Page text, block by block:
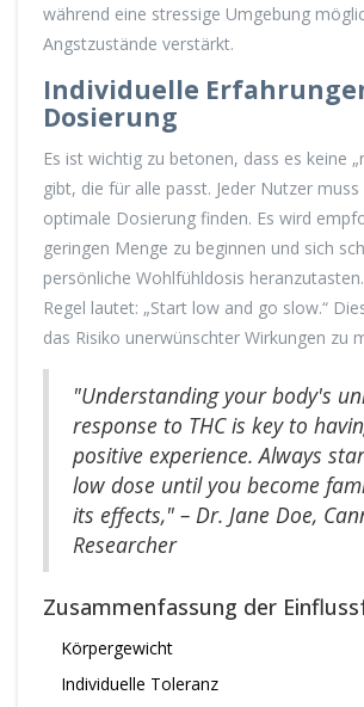
während eine stressige Umgebung
Angstzustände verstärkt.
Individuelle
Dosierung
Es ist wichtig zu betonen, dass es keine
gibt, die für alle passt. Jeder Nutzer
optimale Dosierung finden. Es wird
geringen Menge zu beginnen und sich
persönliche Wohlfühldosis
Regel lautet: „Start low and go slow.“
das Risiko unerwünschter Wirkungen zu
"Understanding your body's
response to THC is key to
positive experience. Always
low dose until you become
its effects," – Dr. Jane Doe,
Researcher
Zusammenfassung der
Körpergewicht
Individuelle Toleranz